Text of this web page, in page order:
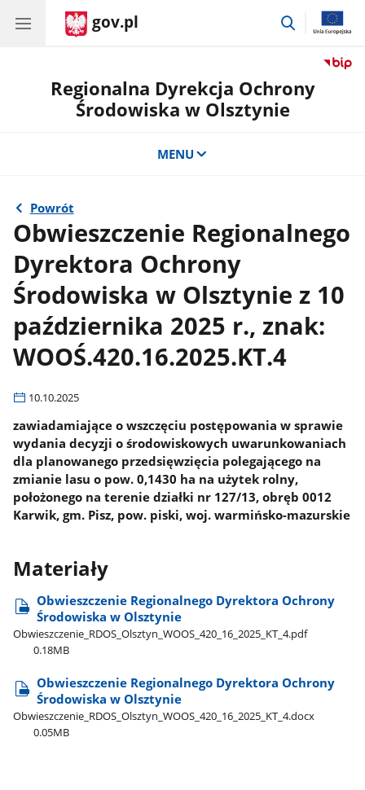
gov.pl
przejdź
Regionalna Dyrekcja Ochrony
Środowiska w Olsztynie
MENU
Powrót
Obwieszczenie Regionalnego
Dyrektora Ochrony
Środowiska w Olsztynie z 10
października 2025 r., znak:
WOOŚ.420.16.2025.KT.4
10.10.2025
zawiadamiające o wszczęciu postępowania w sprawie
wydania decyzji o środowiskowych uwarunkowaniach
dla planowanego przedsięwzięcia polegającego na
zmianie lasu o pow. 0,1430 ha na użytek rolny,
położonego na terenie działki nr 127/13, obręb 0012
Karwik, gm. Pisz, pow. piski, woj. warmińsko-mazurskie
Materiały
Obwieszczenie Regionalnego Dyrektora Ochrony
Środowiska w Olsztynie
Obwieszczenie​_RDOS​_Olsztyn​_WOOS​_420​_16​_2025​_KT​_4.pdf
0.18MB
Obwieszczenie Regionalnego Dyrektora Ochrony
Środowiska w Olsztynie
Obwieszczenie​_RDOS​_Olsztyn​_WOOS​_420​_16​_2025​_KT​_4.docx
0.05MB